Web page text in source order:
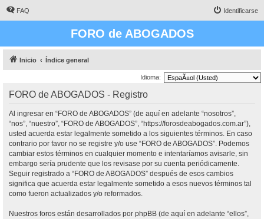
FAQ Identificarse
FORO de ABOGADOS
Inicio Índice general
Idioma:
FORO de ABOGADOS - Registro
Al ingresar en “FORO de ABOGADOS” (de aquí en adelante “nosotros”,
“nos”, “nuestro”, “FORO de ABOGADOS”, “https://forosdeabogados.com.ar”),
usted acuerda estar legalmente sometido a los siguientes términos. En caso
contrario por favor no se registre y/o use “FORO de ABOGADOS”. Podemos
cambiar estos términos en cualquier momento e intentaríamos avisarle, sin
embargo sería prudente que los revisase por su cuenta periódicamente.
Seguir registrado a “FORO de ABOGADOS” después de esos cambios
significa que acuerda estar legalmente sometido a esos nuevos términos tal
como fueron actualizados y/o reformados.
Nuestros foros están desarrollados por phpBB (de aquí en adelante “ellos”,